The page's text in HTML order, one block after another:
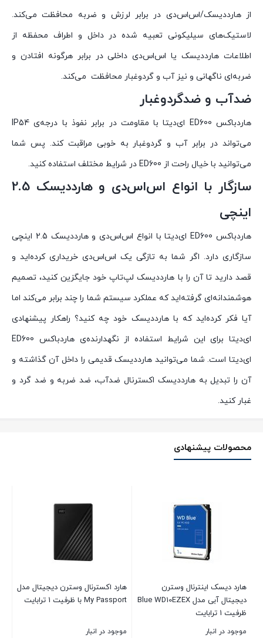
از هارددیسک/اس‌اس‌دی در برابر لرزش و ضربه محافظت ‌می‌کند.
لاستیک‌های سیلیکونی تعبیه شده در داخل و اطراف محفظه از
اطلاعات هارد‌دیسک یا اس‌اس‌دی داخلی در برابر هرگونه افتادن و
ضربه‌ای ناگهانی و نیز آب و گردوغبار محافظت می‌کند.
ضدآب و ضدگردوغبار
هاردباکس ED600 ای‌دیتا با مقاومت در برابر نفوذ با درجه‌ی IP54
می‌تواند در برابر آب و گردوغبار به خوبی مراقبت کند. پس شما
می‌توانید با خیال راحت از ED600 در شرایط مختلف استفاده کنید.
سازگار با انواع اس‌اس‌دی و هارددیسک 2.5
اینچی
هاردباکس ED600 ای‌دیتا با انواع اس‌اس‌دی و هارددیسک 2.5 اینچی
سازگاری دارد. اگر شما به تازگی یک اس‌اس‌دی خریداری کرده‌اید و
قصد دارید تا آن را با هارددیسک لپ‌تاپ خود جایگزین کنید، تصمیم
هوشمندانه‌ای گرفته‌اید که عملکرد سیستم شما را چند برابر می‌کند اما
آیا فکر کرده‌اید که با هارددیسک خود چه کنید؟ راهکار پیشنهادی
ای‌دیتا برای این شرایط استفاده از نگهدارنده‌ی هاردباکس ED600
ای‌دیتا است. شما می‌توانید هارددیسک قدیمی را داخل آن گذاشته و
آن را تبدیل به هارددیسک اکسترنال ضدآب، ضد ضربه و ضد گرد و
غبار کنید.
محصولات پیشنهادی
هارد دیسک اینترنال وسترن
دیجیتال آبی مدل Blue WD10EZEX
ظرفیت 1 ترابایت
موجود در انبار
هارد اکسترنال وسترن دیجیتال مدل
My Passport با ظرفیت 1 ترابایت
موجود در انبار